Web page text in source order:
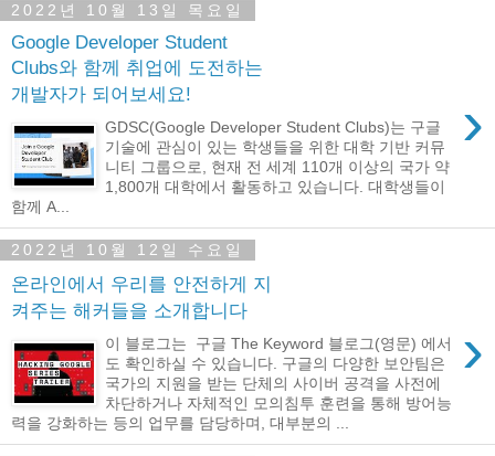
2022년 10월 13일 목요일
Google Developer Student
Clubs와 함께 취업에 도전하는
개발자가 되어보세요!
›
GDSC(Google Developer Student Clubs)는 구글
기술에 관심이 있는 학생들을 위한 대학 기반 커뮤
니티 그룹으로, 현재 전 세계 110개 이상의 국가 약
1,800개 대학에서 활동하고 있습니다. 대학생들이
함께 A...
2022년 10월 12일 수요일
온라인에서 우리를 안전하게 지
켜주는 해커들을 소개합니다
›
이 블로그는 구글 The Keyword 블로그(영문) 에서
도 확인하실 수 있습니다. 구글의 다양한 보안팀은
국가의 지원을 받는 단체의 사이버 공격을 사전에
차단하거나 자체적인 모의침투 훈련을 통해 방어능
력을 강화하는 등의 업무를 담당하며, 대부분의 ...